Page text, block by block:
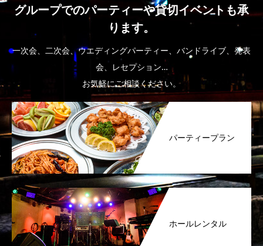
グループでのパーティーや貸切イベントも承
ります。
一次会、二次会、ウエディングパーティー、バンドライブ、発表
会、レセプション…
お気軽にご相談ください。
パーティープラン
ホールレンタル